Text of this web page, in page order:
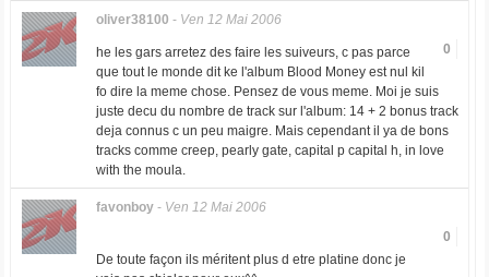
oliver38100 - Ven 12 Mai 2006
0
he les gars arretez des faire les suiveurs, c pas parce
que tout le monde dit ke l'album Blood Money est nul kil
fo dire la meme chose. Pensez de vous meme. Moi je suis
juste decu du nombre de track sur l'album: 14 + 2 bonus track
deja connus c un peu maigre. Mais cependant il ya de bons
tracks comme creep, pearly gate, capital p capital h, in love
with the moula.
favonboy- Ven 12 Mai 2006
0
De toute façon ils méritent plus d etre platine donc je